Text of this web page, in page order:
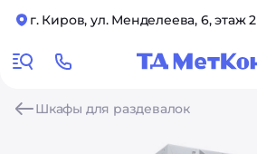
г. Киров, ул. Менделеева, 6, этаж 2
Шкафы для раздевалок